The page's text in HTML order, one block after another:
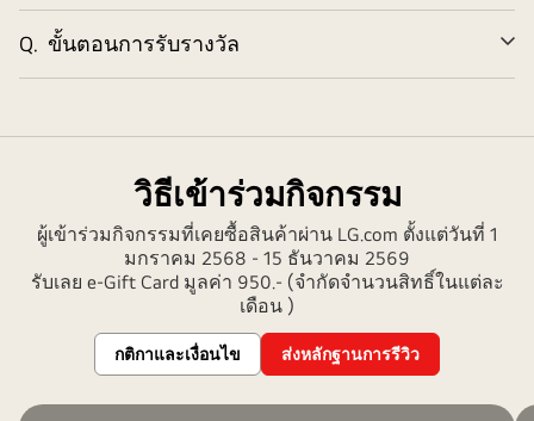
Q. ขั้นตอนการรับรางวัล
วิธีเข้าร่วมกิจกรรม
ผู้เข้าร่วมกิจกรรมที่เคยซื้อสินค้าผ่าน LG.com ตั้งแต่วันที่ 1
มกราคม 2568 - 15 ธันวาคม 2569
รับเลย e-Gift Card มูลค่า 950.- (จำกัดจำนวนสิทธิ์ในแต่ละ
เดือน )
กติกาและเงื่อนไข ส่งหลักฐานการรีวิว